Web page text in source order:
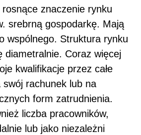
znaczenie rynku
srebrną gospodarkę. Mają
wspólnego. Struktura rynku
diametralnie. Coraz więcej
kwalifikacje przez całe
rachunek lub na
form zatrudnienia.
liczba pracowników,
lub jako niezależni